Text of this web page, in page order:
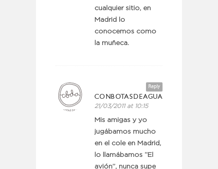
cualquier sitio, en
Madrid lo
conocemos como
la muñeca.
Reply
CONBOTASDEAGUA
21/03/2011 at 10:15
Mis amigas y yo
jugábamos mucho
en el cole en Madrid,
lo llamábamos “El
avión”, nunca supe